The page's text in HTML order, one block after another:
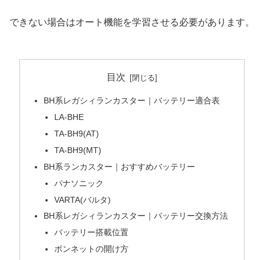
できない場合はオート機能を学習させる必要があります。
目次
BH系レガシィランカスター｜バッテリー適合表
LA-BHE
TA-BH9(AT)
TA-BH9(MT)
BH系ランカスター｜おすすめバッテリー
パナソニック
VARTA(バルタ)
BH系レガシィランカスター｜バッテリー交換方法
バッテリー搭載位置
ボンネットの開け方